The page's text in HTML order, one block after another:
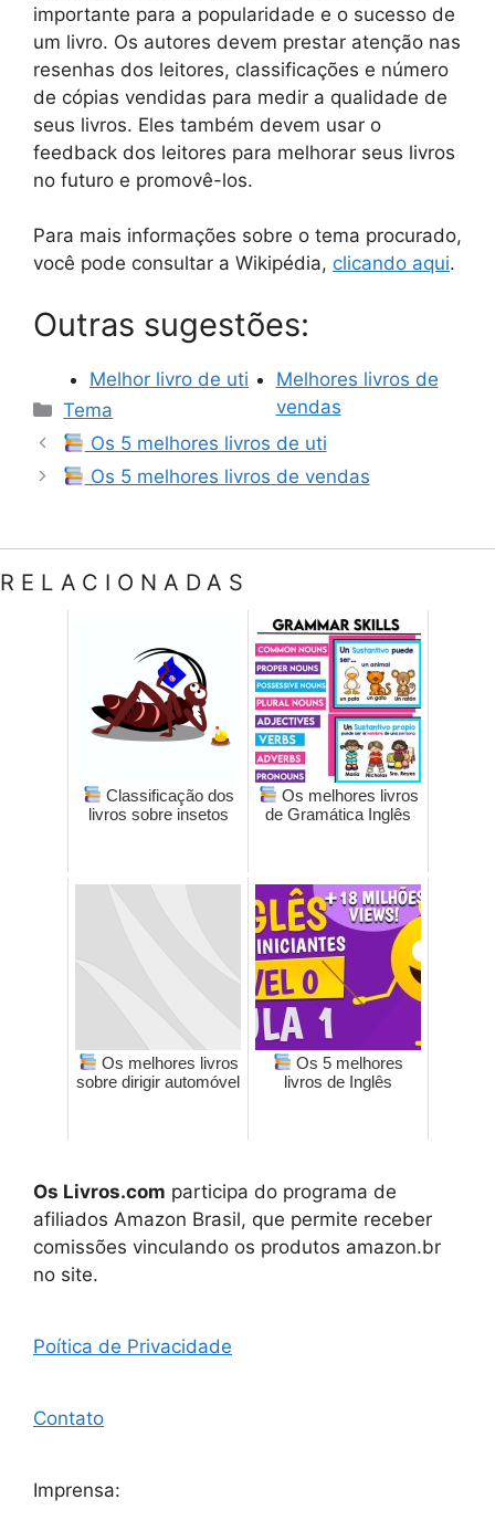
importante para a popularidade e o sucesso de
um livro. Os autores devem prestar atenção nas
resenhas dos leitores, classificações e número
de cópias vendidas para medir a qualidade de
seus livros. Eles também devem usar o
feedback dos leitores para melhorar seus livros
no futuro e promovê-los.
Para mais informações sobre o tema procurado,
você pode consultar a Wikipédia, clicando aqui.
Outras sugestões:
Melhor livro de uti
Melhores livros de
vendas
Categorias
Tema
Os 5 melhores livros de uti
Os 5 melhores livros de vendas
RELACIONADAS
Classificação dos
livros sobre insetos
Os melhores livros
de Gramática Inglês
Os melhores livros
sobre dirigir automóvel
Os 5 melhores
livros de Inglês
Os Livros.com participa do programa de
afiliados Amazon Brasil, que permite receber
comissões vinculando os produtos amazon.br
no site.
Poítica de Privacidade
Contato
Imprensa: